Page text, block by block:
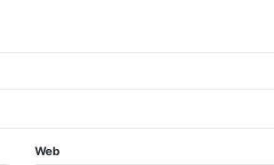
Web